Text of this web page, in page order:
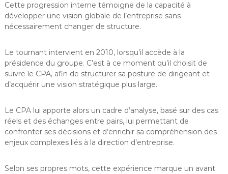
Cette progression interne témoigne de la capacité à
développer une vision globale de l’entreprise sans
nécessairement changer de structure.
Le tournant intervient en 2010, lorsqu’il accède à la
présidence du groupe. C’est à ce moment qu’il choisit de
suivre le CPA, afin de structurer sa posture de dirigeant et
d’acquérir une vision stratégique plus large.
Le CPA lui apporte alors un cadre d’analyse, basé sur des cas
réels et des échanges entre pairs, lui permettant de
confronter ses décisions et d’enrichir sa compréhension des
enjeux complexes liés à la direction d’entreprise.
Selon ses propres mots, cette expérience marque un avant